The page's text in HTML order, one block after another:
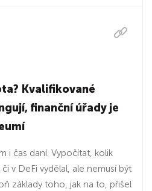
Kvalifikované
finanční úřady je
i čas daní. Vypočítat, kolik
v DeFi vydělal, ale nemusí být
základy toho, jak na to, přišel